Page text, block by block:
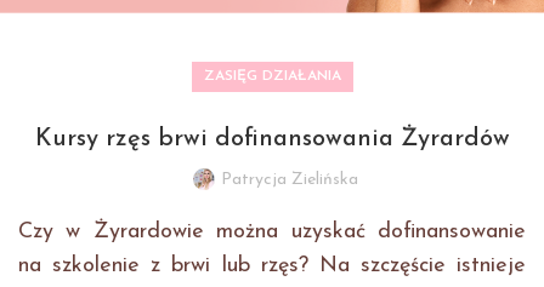
ZASIĘG DZIAŁANIA
Kursy rzęs brwi dofinansowania Żyrardów
Patrycja Zielińska
Czy w Żyrardowie można uzyskać dofinansowanie
na szkolenie z brwi lub rzęs? Na szczęście istnieje